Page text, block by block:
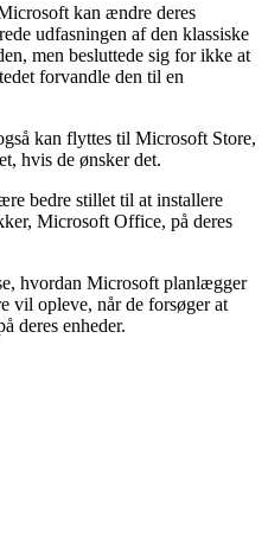
kan ændre deres
udfasningen af ​​den klassiske
men besluttede sig for ikke at
forvandle den til en
kan flyttes til Microsoft Store,
hvis de ønsker det.
bedre stillet til at installere
Microsoft Office, på deres
hvordan Microsoft planlægger
vil opleve, når de forsøger at
deres enheder.